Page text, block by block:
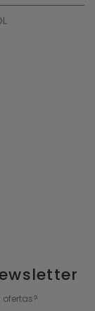
ofertas?